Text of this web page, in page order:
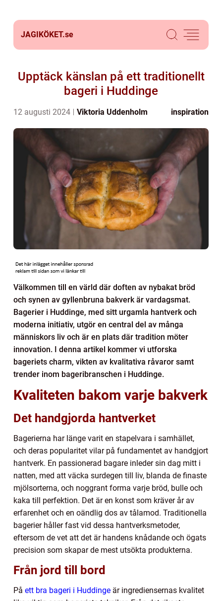
JAGIKÖKET.se
Upptäck känslan på ett traditionellt
bageri i Huddinge
12 augusti 2024 Viktoria Uddenholm inspiration
Välkommen till en värld där doften av nybakat bröd
och synen av gyllenbruna bakverk är vardagsmat.
Bagerier i Huddinge, med sitt urgamla hantverk och
moderna initiativ, utgör en central del av många
människors liv och är en plats där tradition möter
innovation. I denna artikel kommer vi utforska
bageriets charm, vikten av kvalitativa råvaror samt
trender inom bageribranschen i Huddinge.
Kvaliteten bakom varje bakverk
Det handgjorda hantverket
Bagerierna har länge varit en stapelvara i samhället,
och deras popularitet vilar på fundamentet av handgjort
hantverk. En passionerad bagare inleder sin dag mitt i
natten, med att väcka surdegen till liv, blanda de finaste
mjölsorterna, och noggrant forma varje bröd, bulle och
kaka till perfektion. Det är en konst som kräver år av
erfarenhet och en oändlig dos av tålamod. Traditionella
bagerier håller fast vid dessa hantverksmetoder,
eftersom de vet att det är handens knådande och ögats
precision som skapar de mest utsökta produkterna.
Från jord till bord
På ett bra bageri i Huddinge är ingrediensernas kvalitet